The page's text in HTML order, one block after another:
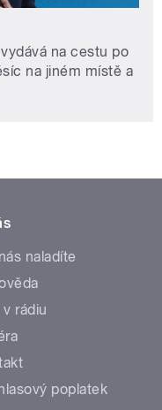
na cestu po
na jiném místě a
naladíte
v rádiu
poplatek